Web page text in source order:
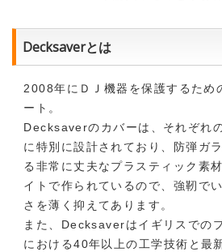
Decksaverとは
2008年にＤＪ機器を保護するため
ート。
Decksaverのカバーは、それぞれ
に特別に設計されており、防弾ガ
る非常に丈夫なプラスティック素
イトで作られているので、強靭で
さを薄く抑えてあります。
また、Decksaverはイギリスでの
における40年以上の工学技術と最